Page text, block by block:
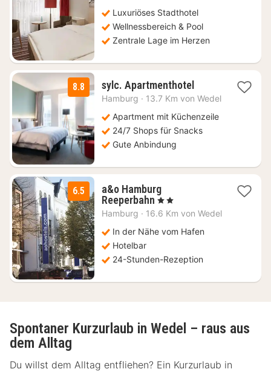
84
€
Luxuriöses Stadthotel
Wellnessbereich & Pool
Zentrale Lage im Herzen
8.8 sylc. Apartmenthotel2
Nächte
96
€
Hamburg · 13.7 Km von Wedel
Apartment mit Küchenzeile
24/7 Shops für Snacks
Gute Anbindung
6.5
a&o Hamburg
Reeperbahn 2
Nächte
61,71
, 2 Sterne
Hamburg · 16.6 Km von Wedel
In der Nähe vom Hafen
Hotelbar
24-Stunden-Rezeption
Spontaner Kurzurlaub in Wedel – raus aus
dem Alltag
Du willst dem Alltag entfliehen? Ein Kurzurlaub in